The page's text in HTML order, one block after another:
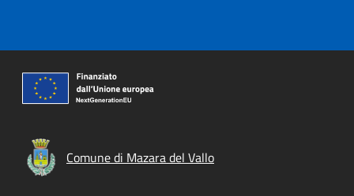
Comune di Mazara del Vallo